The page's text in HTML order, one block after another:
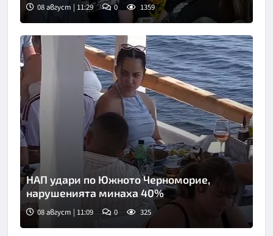
Снимка: БТА
08 август | 11:29 0 1359
Снимка: Нова телевизия
НАП удари по Южното Черноморие,
нарушенията минаха 40%
08 август | 11:09 0 325